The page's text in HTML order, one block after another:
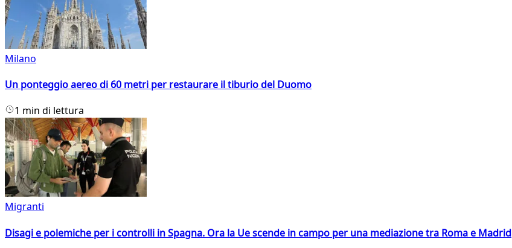
Milano
Un ponteggio aereo di 60 metri per restaurare il tiburio del Duomo
1 min di lettura
Migranti
Disagi e polemiche per i controlli in Spagna. Ora la Ue scende in campo per una mediazione tra Roma e Madrid